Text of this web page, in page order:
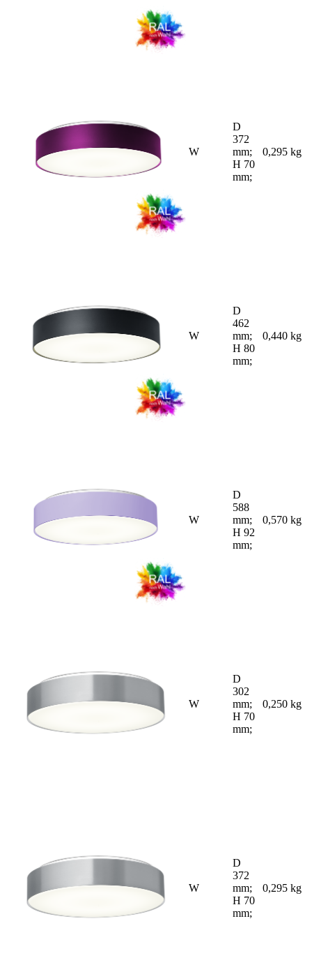
W
D
372
mm;
H 70
mm;
0,295 kg
W
D
462
mm;
H 80
mm;
0,440 kg
W
D
588
mm;
H 92
mm;
0,570 kg
W
D
302
mm;
H 70
mm;
0,250 kg
W
D
372
mm;
H 70
mm;
0,295 kg